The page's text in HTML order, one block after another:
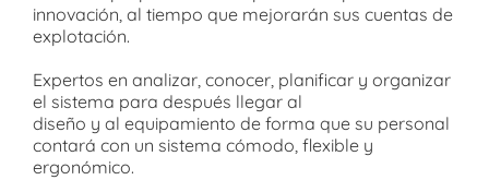
innovación, al tiempo que mejorarán sus cuentas de
explotación.
Expertos en analizar, conocer, planificar y organizar
el sistema para después llegar al
diseño y al equipamiento de forma que su personal
contará con un sistema cómodo, flexible y
ergonómico.